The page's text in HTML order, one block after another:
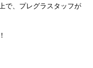
で、プレグラスタッフが